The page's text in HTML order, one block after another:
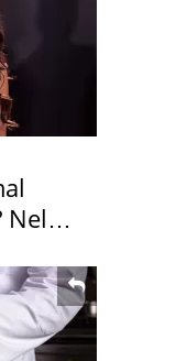
Nel